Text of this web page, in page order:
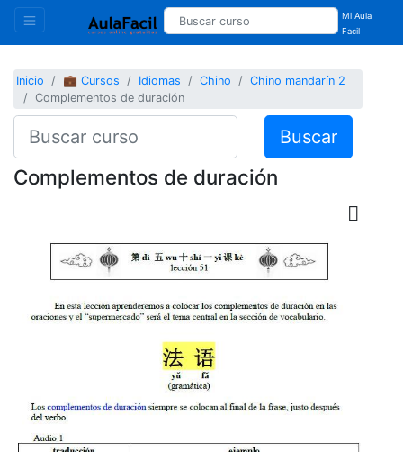
Mi Aula
Facil
Inicio 💼 Cursos Idiomas Chino
Chino mandarín 2
Complementos de duración
Buscar
Complementos de duración